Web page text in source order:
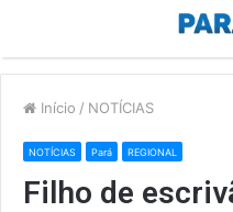
Início / NOTÍCIAS
NOTÍCIAS Pará REGIONAL
Filho de